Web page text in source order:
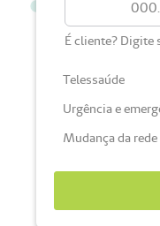
É cliente? Digite
Telessaúde
Urgência e
Mudança da